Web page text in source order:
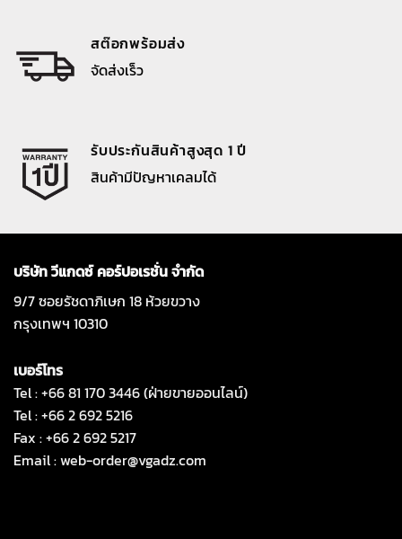
สต๊อกพร้อมส่ง
จัดส่งเร็ว
รับประกันสินค้าสูงสุด 1 ปี
สินค้ามีปัญหาเคลมได้
บริษัท วีแกดซ์ คอร์ปอเรชั่น จำกัด
9/7 ซอยรัชดาภิเษก 18 ห้วยขวาง
กรุงเทพฯ 10310
เบอร์โทร
Tel : +66 81 170 3446 (ฝ่ายขายออนไลน์)
Tel : +66 2 692 5216
Fax : +66 2 692 5217
Email :web-order@vgadz.com